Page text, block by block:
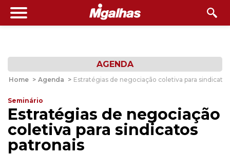
AGENDA
Home > Agenda > Estratégias de negociação coletiva para
Seminário
Estratégias de negociação
coletiva para sindicatos
patronais